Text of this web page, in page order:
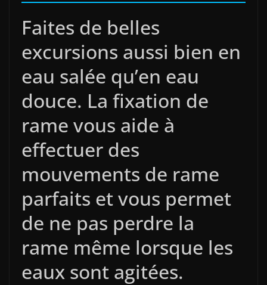
Faites de belles
excursions aussi bien en
eau salée qu’en eau
douce. La fixation de
rame vous aide à
effectuer des
mouvements de rame
parfaits et vous permet
de ne pas perdre la
rame même lorsque les
eaux sont agitées.